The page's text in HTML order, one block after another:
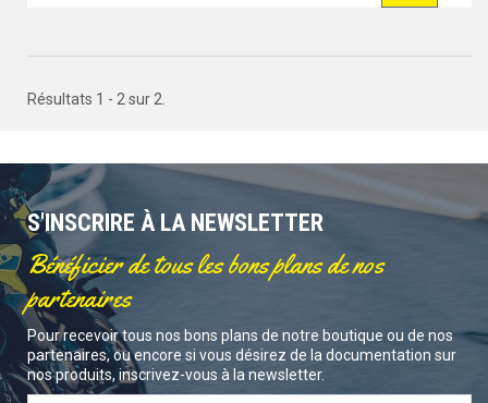
Résultats 1 - 2 sur 2.
S'INSCRIRE À LA NEWSLETTER
Bénéficier de tous les bons plans de nos
partenaires
Pour recevoir tous nos bons plans de notre boutique ou de nos
partenaires, ou encore si vous désirez de la documentation sur
nos produits, inscrivez-vous à la newsletter.